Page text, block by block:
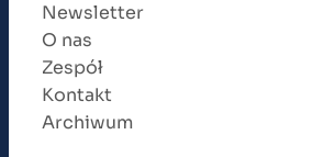
Newsletter
O nas
Zespół
Kontakt
Archiwum